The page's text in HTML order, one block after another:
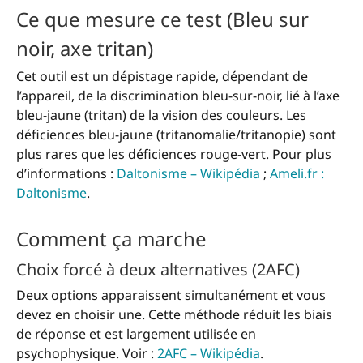
Ce que mesure ce test (Bleu sur
noir, axe tritan)
Cet outil est un dépistage rapide, dépendant de
l’appareil, de la discrimination bleu-sur-noir, lié à l’axe
bleu-jaune (tritan) de la vision des couleurs. Les
déficiences bleu-jaune (tritanomalie/tritanopie) sont
plus rares que les déficiences rouge-vert. Pour plus
d’informations : Daltonisme – Wikipédia ; Ameli.fr :
Daltonisme.
Comment ça marche
Choix forcé à deux alternatives (2AFC)
Deux options apparaissent simultanément et vous
devez en choisir une. Cette méthode réduit les biais
de réponse et est largement utilisée en
psychophysique. Voir : 2AFC – Wikipédia.